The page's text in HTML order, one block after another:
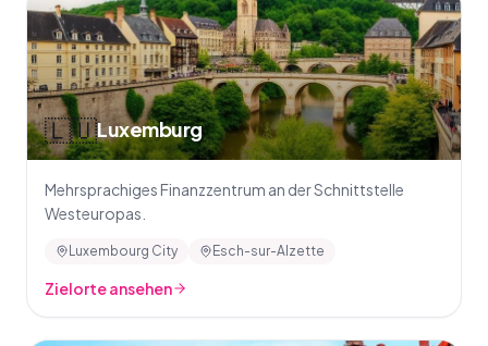
🇱🇺Luxemburg
Mehrsprachiges Finanzzentrum an der Schnittstelle
Westeuropas.
Luxembourg City Esch-sur-Alzette
Zielorte ansehen